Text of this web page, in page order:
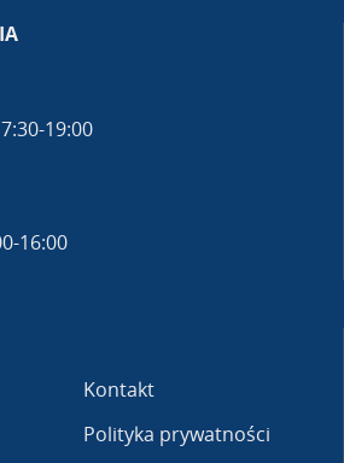
19:00
16:00
Kontakt
Polityka prywatności